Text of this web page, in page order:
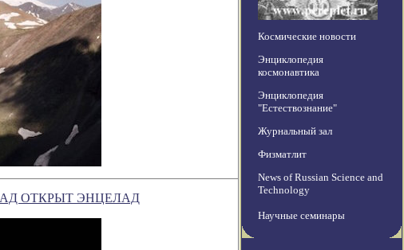
ОТКРЫТ ЭНЦЕЛАД
Космические новости
Энциклопедия
космонавтика
Энциклопедия
"Естествознание"
Журнальный зал
Физматлит
News of Russian Science and
Technology
Научные семинары